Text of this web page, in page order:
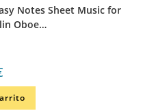
Notes Sheet Music for
Oboe…